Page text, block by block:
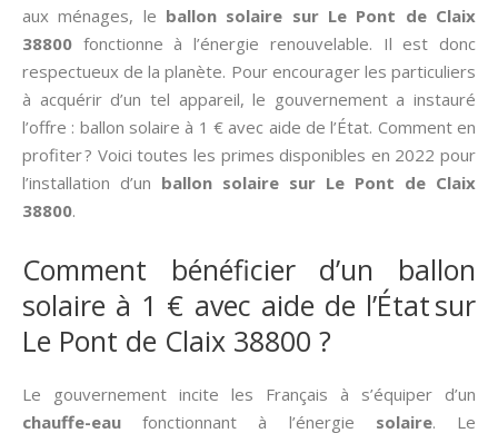
aux ménages, le ballon solaire sur Le Pont de Claix
38800 fonctionne à l’énergie renouvelable. Il est donc
respectueux de la planète. Pour encourager les particuliers
à acquérir d’un tel appareil, le gouvernement a instauré
l’offre : ballon solaire à 1 € avec aide de l’État. Comment en
profiter ? Voici toutes les primes disponibles en 2022 pour
l’installation d’un ballon solaire sur Le Pont de Claix
38800.
Comment bénéficier d’un ballon
solaire à 1 € avec aide de l’État sur
Le Pont de Claix 38800 ?
Le gouvernement incite les Français à s’équiper d’un
chauffe-eau fonctionnant à l’énergie solaire. Le